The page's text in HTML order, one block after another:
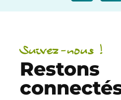
Suivez-nous !
Restons